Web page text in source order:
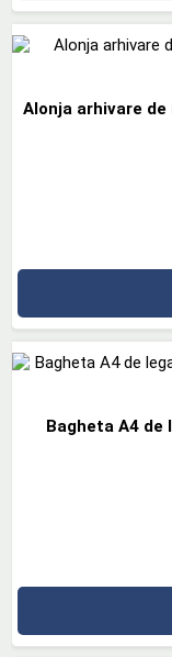
Alonja arhivare
Bagheta A4